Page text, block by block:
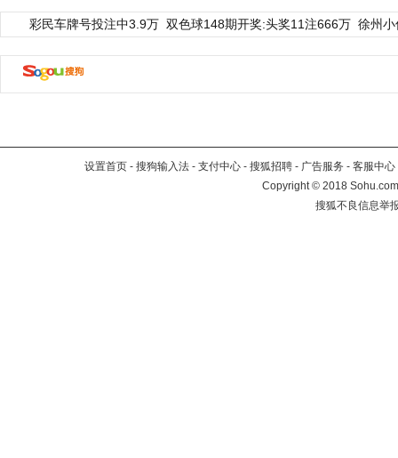
彩民车牌号投注中3.9万 双色球148期开奖:头奖11注666万 徐州
设置首页 - 搜狗输入法 - 支付中心 - 搜狐招聘 - 广告服务 - 客服中心
Copyright©2018
搜狐不良信息举